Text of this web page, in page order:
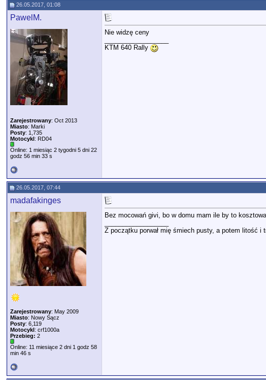
26.05.2017, 01:08
PawelM.
Zarejestrowany: Oct 2013
Miasto: Marki
Posty: 1,735
Motocykl: RD04
Online: 1 miesiąc 2 tygodni 5 dni 22
godz 56 min 33 s
Nie widzę ceny
KTM 640 Rally
26.05.2017, 07:44
madafakinges
Zarejestrowany: May 2009
Miasto: Nowy Sącz
Posty: 6,119
Motocykl: crf1000a
Przebieg: 2
Online: 11 miesiące 2 dni 1 godz 58
min 46 s
Bez mocowań givi, bo w domu mam ile by to
Z początku porwał mię śmiech pusty, a potem litość i